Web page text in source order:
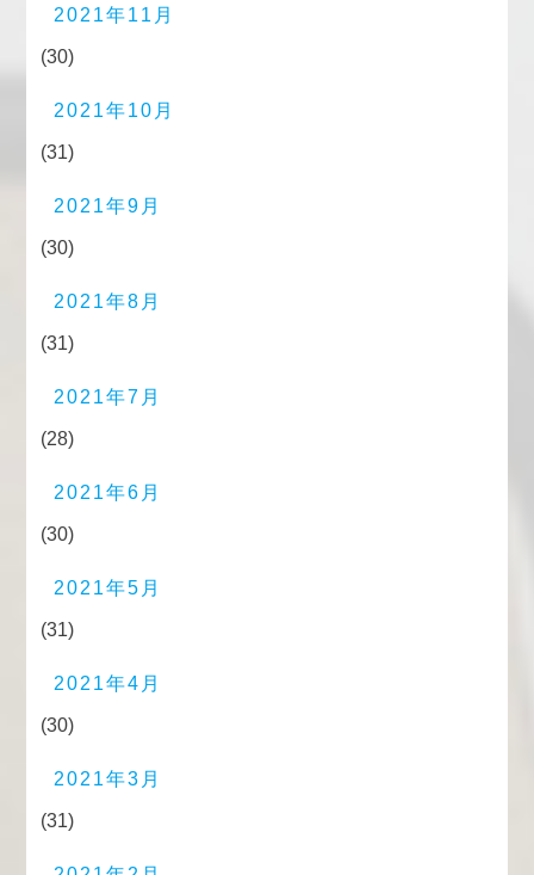
2021年11月
(30)
2021年10月
(31)
2021年9月
(30)
2021年8月
(31)
2021年7月
(28)
2021年6月
(30)
2021年5月
(31)
2021年4月
(30)
2021年3月
(31)